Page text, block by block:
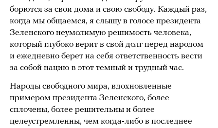
борются за свои дома и свою свободу. Каждый раз,
когда мы общаемся, я слышу в голосе президента
Зеленского неумолимую решимость человека,
который глубоко верит в свой долг перед народом
и ежедневно берет на себя ответственность вести
за собой нацию в этот темный и трудный час.
Народы свободного мира, вдохновленные
примером президента Зеленского, более
сплочены, более решительны и более
целеустремленны, чем когда-либо в последнее